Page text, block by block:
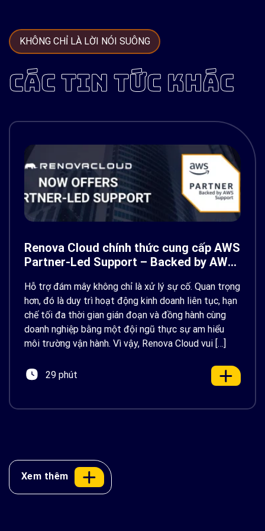
KHÔNG CHỈ LÀ LỜI NÓI SUÔNG
CÁC TIN TỨC KHÁC
Renova Cloud chính thức cung cấp AWS
Partner-Led Support – Backed by AWS
Hỗ trợ đám mây không chỉ là xử lý sự cố. Quan trọng
hơn, đó là duy trì hoạt động kinh doanh liên tục, hạn
chế tối đa thời gian gián đoạn và đồng hành cùng
doanh nghiệp bằng một đội ngũ thực sự am hiểu
môi trường vận hành. Vì vậy, Renova Cloud vui […]
29 phút
Xem thêm